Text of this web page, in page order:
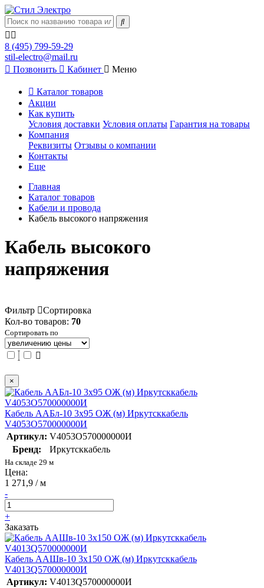
8 (495) 799-59-29
stil-electro@mail.ru
Позвонить
Кабинет Меню
Каталог товаров
Акции
Как купить
Условия доставки Условия оплаты Гарантия на товары
Компания
Реквизиты Отзывы о компании
Контакты
Еще
Главная
Каталог товаров
Кабели и провода
Кабель высокого напряжения
Кабель высокого
напряжения
Фильтр
Сортировка
Кол-во товаров: 70
Сортировать по
×
Кабель ААБл-10 3х95 ОЖ (м) Иркутсккабель
V4053O570000000И
Артикул: V4053O570000000И
Бренд:
Иркутсккабель
На складе 29 м
Цена:
1 271,9 / м
-
+
Заказать
Кабель ААШв-10 3х150 ОЖ (м) Иркутсккабель
V4013Q570000000И
Артикул: V4013Q570000000И